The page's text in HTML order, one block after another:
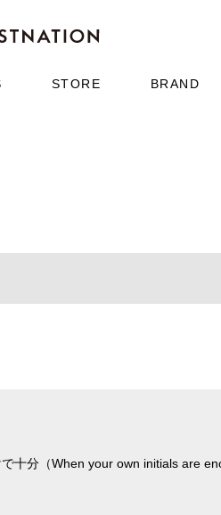
STORE BRAND
十分（When your own initials are